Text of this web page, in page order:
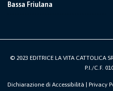
Bassa Friulana
© 2023 EDITRICE LA VITA CATTOLICA
P.I./C.F.
Dichiarazione di Accessibilità | Privacy